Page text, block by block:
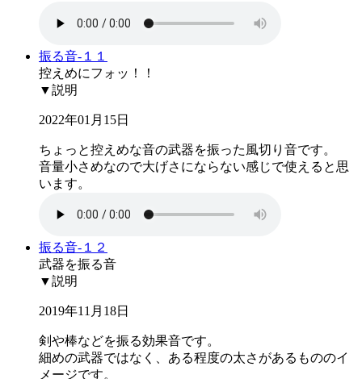
振る音-１１
控えめにフォッ！！
▼説明
2022年01月15日
ちょっと控えめな音の武器を振った風切り音です。
音量小さめなので大げさにならない感じで使えると思
います。
振る音-１２
武器を振る音
▼説明
2019年11月18日
剣や棒などを振る効果音です。
細めの武器ではなく、ある程度の太さがあるもののイ
メージです。